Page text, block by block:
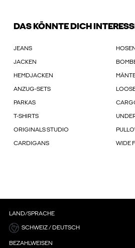
DAS KÖNNTE DICH
JEANS HOSEN
JACKEN
HEMDJACKEN
ANZUG-SETS
PARKAS
T-SHIRTS
ORIGINALS STUDIO
CARDIGANS WIDE
LAND/SPRACHE
SCHWEIZ / DEUTSCH
BEZAHLWEISEN